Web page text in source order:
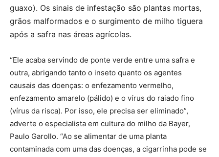
guaxo). Os sinais de infestação são plantas mortas,
grãos malformados e o surgimento de milho tiguera
após a safra nas áreas agrícolas.
“Ele acaba servindo de ponte verde entre uma safra e
outra, abrigando tanto o inseto quanto os agentes
causais das doenças: o enfezamento vermelho,
enfezamento amarelo (pálido) e o vírus do raiado fino
(vírus da risca). Por isso, ele precisa ser eliminado”,
adverte o especialista em cultura do milho da Bayer,
Paulo Garollo. “Ao se alimentar de uma planta
contaminada com uma das doenças, a cigarrinha pode se